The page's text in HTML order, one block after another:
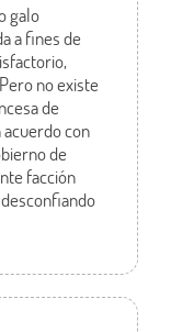
galo
a fines de
no existe
de
con
de
facción